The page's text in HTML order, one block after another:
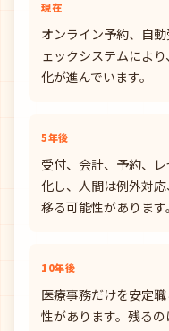
現在
オンライン予約、自
ェックシステムによ
化が進んでいます。
5年後
受付、会計、予約、
化し、人間は例外対
移る可能性があります。
10年後
医療事務だけを安定
性があります。残る